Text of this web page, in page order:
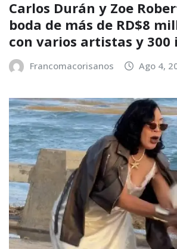
Carlos Durán y Zoe
boda de más de RD$8
con varios artistas y 300
Francomacorisanos Ago 4,